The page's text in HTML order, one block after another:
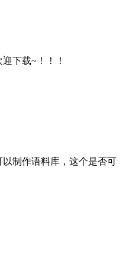
下载~！！！
制作语料库，这个是否可